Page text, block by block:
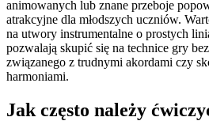
animowanych lub znane przeboje
atrakcyjne dla młodszych uczniów.
na utwory instrumentalne o prostych
pozwalają skupić się na technice gry
związanego z trudnymi akordami czy
harmoniami.
Jak często należy